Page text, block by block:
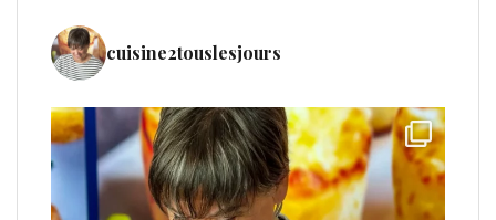
cuisine2touslesjours